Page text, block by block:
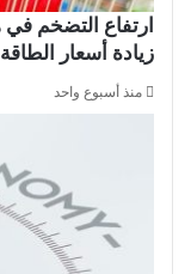
زيادة أسعار الطاقة
منذ أسبوع واحد